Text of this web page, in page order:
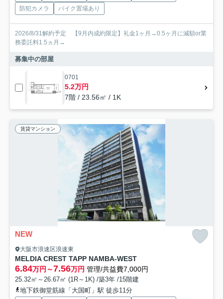
防犯カメラ
バイク置場あり
2026/8/31解約予定 【9月内成約限定】礼金1ヶ月→0.5ヶ月に減額or業
務委託料1.5ヵ月→
募集中の部屋
0701
5.2万円
7階 / 23.56㎡ / 1K
賃貸マンション
NEW
大阪市浪速区浪速東
MELDIA CREST TAPP NAMBA-WEST
6.84万円～7.56万円 管理/共益費7,000円
25.32㎡～26.67㎡ (1R～1K) /築3年 /15階建
地下鉄御堂筋線「大国町」駅 徒歩11分